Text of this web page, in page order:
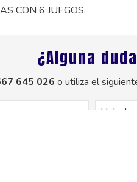
CON 6 JUEGOS.
¿Alguna
645 026 o utiliza el